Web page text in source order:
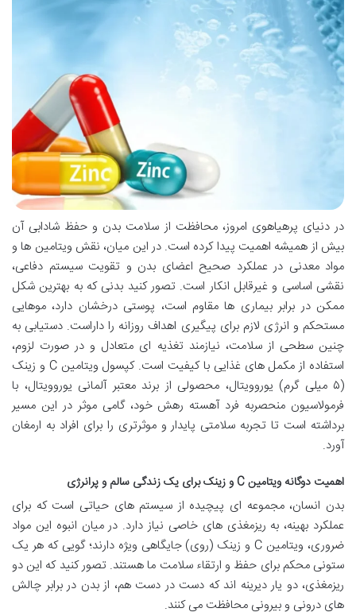
در دنیای پرهیاهوی امروز، محافظت از سلامت بدن و حفظ شادابی آن
بیش از همیشه اهمیت پیدا کرده است. در این میان، نقش ویتامین ها و
مواد معدنی در عملکرد صحیح اعضای بدن و تقویت سیستم دفاعی،
نقشی اساسی و غیرقابل انکار است. تصور کنید بدنی که به بهترین شکل
ممکن در برابر بیماری ها مقاوم است، پوستی درخشان دارد، موهایی
مستحکم و انرژی لازم برای پیگیری اهداف روزانه را داراست. دستیابی به
چنین سطحی از سلامت، نیازمند تغذیه ای متعادل و در صورت لزوم،
استفاده از مکمل های غذایی با کیفیت است. کپسول ویتامین C و زینک
(۵ میلی گرم) یوروویتال، محصولی از برند معتبر آلمانی یوروویتال، با
فرمولاسیون منحصربه فرد آهسته رهش خود، گامی موثر در این مسیر
برداشته است تا تجربه سلامتی پایدار و موثرتری را برای افراد به ارمغان
آورد.
اهمیت دوگانه ویتامین C و زینک برای یک زندگی سالم و پرانرژی
بدن انسان، مجموعه ای پیچیده از سیستم های حیاتی است که برای
عملکرد بهینه، به ریزمغذی های خاصی نیاز دارد. در میان انبوه این مواد
ضروری، ویتامین C و زینک (روی) جایگاهی ویژه دارند؛ گویی که هر یک
ستونی محکم برای حفظ و ارتقاء سلامت ما هستند. تصور کنید که این دو
ریزمغذی، دو یار دیرینه اند که دست در دست هم، از بدن در برابر چالش
های درونی و بیرونی محافظت می کنند.